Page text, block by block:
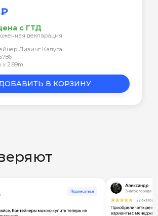
с ГТД
декларация
Лизинг Калуга
x 2.89m
В КОРЗИНУ